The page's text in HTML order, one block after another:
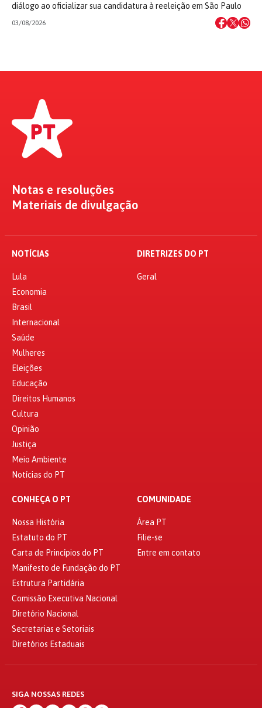
diálogo ao oficializar sua candidatura à reeleição em São Paulo
03/08/2026
Notas e resoluções
Materiais de divulgação
NOTÍCIAS
Lula
Economia
Brasil
Internacional
Saúde
Mulheres
Eleições
Educação
Direitos Humanos
Cultura
Opinião
Justiça
Meio Ambiente
Notícias do PT
DIRETRIZES DO PT
Geral
CONHEÇA O PT
Nossa História
Estatuto do PT
Carta de Princípios do PT
Manifesto de Fundação do PT
Estrutura Partidária
Comissão Executiva Nacional
Diretório Nacional
Secretarias e Setoriais
Diretórios Estaduais
COMUNIDADE
Área PT
Filie-se
Entre em contato
SIGA NOSSAS REDES